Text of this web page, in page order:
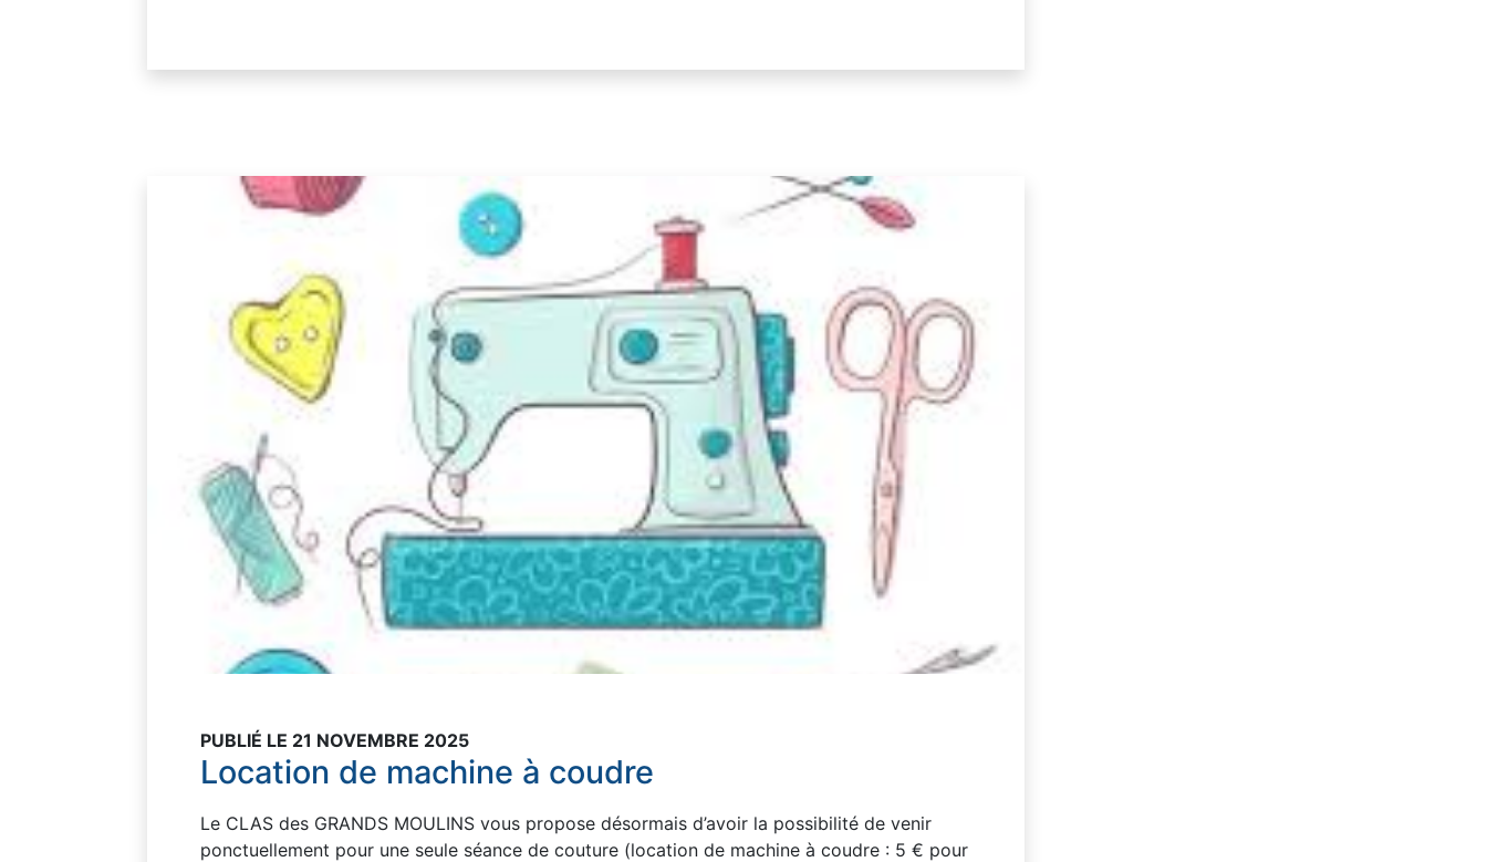
PUBLIÉ LE 21 NOVEMBRE 2025
Location de machine à coudre
Le CLAS des GRANDS MOULINS vous propose désormais d’avoir la possibilité de venir
ponctuellement pour une seule séance de couture (location de machine à coudre : 5 € pour